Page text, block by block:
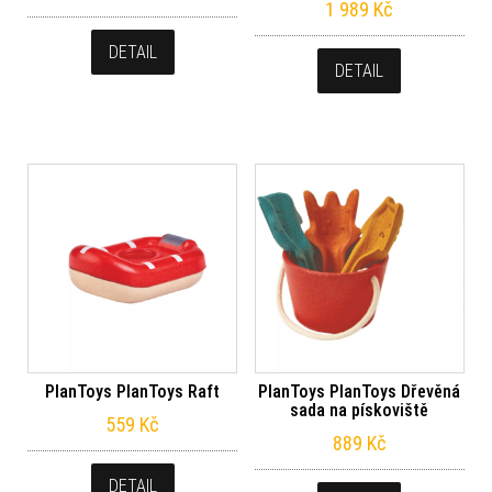
DETAIL
1 989 Kč
DETAIL
PlanToys PlanToys Raft
559 Kč
DETAIL
PlanToys PlanToys Dřevěná
sada na pískoviště
889 Kč